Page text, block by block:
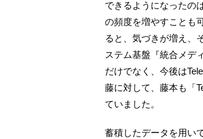
できるようになったの
の頻度を増やすことも
ると、気づきが増え、
ステム基盤『統合メデ
だけでなく、今後は
藤に対して、藤本も「
ていました。
蓄積したデータを用い